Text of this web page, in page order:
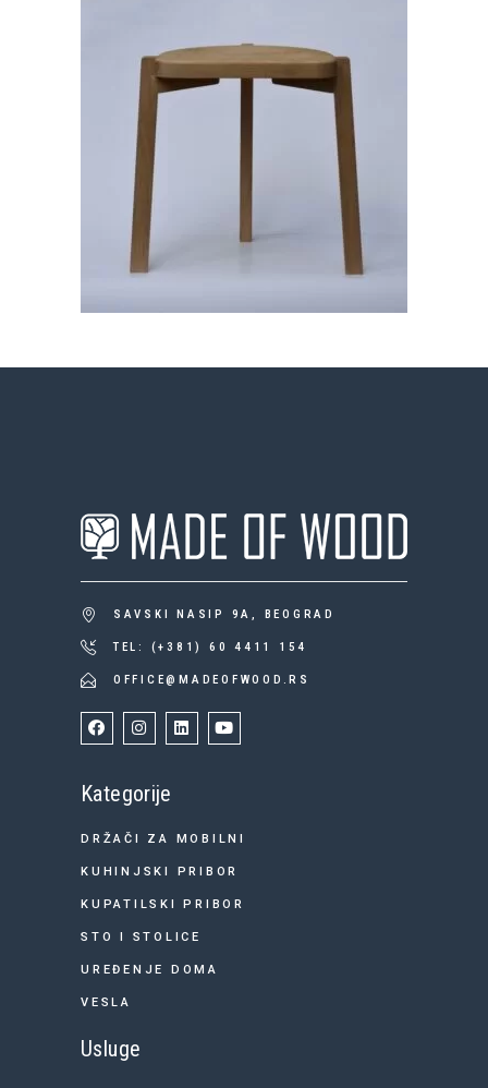
7.000,00
SAVSKI NASIP 9A, BEOGRAD
TEL: (+381) 60 4411 154
OFFICE@MADEOFWOOD.RS
Kategorije
DRŽAČI ZA MOBILNI
KUHINJSKI PRIBOR
KUPATILSKI PRIBOR
STO I STOLICE
UREĐENJE DOMA
VESLA
Usluge